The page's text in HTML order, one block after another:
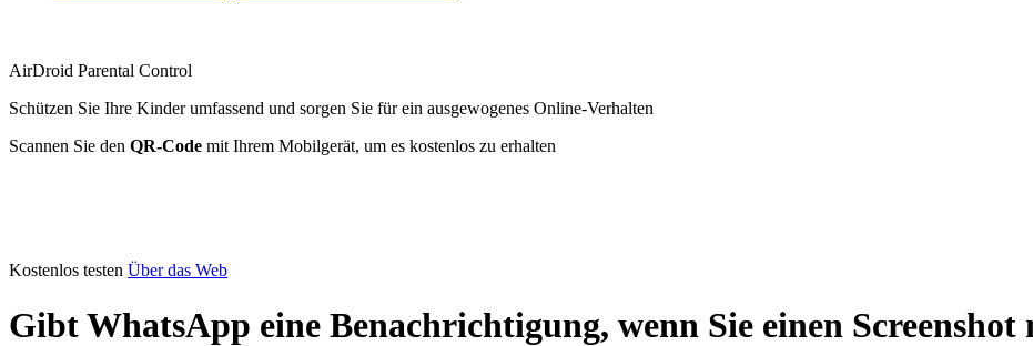
AirDroid Parental Control
Schützen Sie Ihre Kinder umfassend und sorgen Sie für ein ausgewogenes Online-Verhalten
Scannen Sie den QR-Code mit Ihrem Mobilgerät, um es kostenlos zu erhalten
Kostenlos testen Über das Web
Gibt WhatsApp eine Benachrichtigung, wenn Sie einen Screenshot